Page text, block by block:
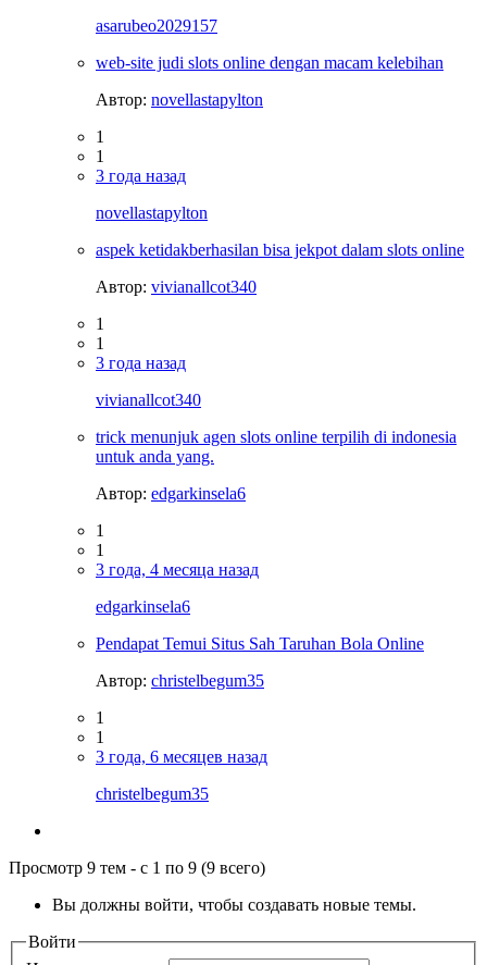
asarubeo2029157
web-site judi slots online dengan macam kelebihan
Автор: novellastapylton
1
1
3 года назад
novellastapylton
aspek ketidakberhasilan bisa jekpot dalam slots online
Автор: vivianallcot340
1
1
3 года назад
vivianallcot340
trick menunjuk agen slots online terpilih di indonesia
untuk anda yang.
Автор: edgarkinsela6
1
1
3 года, 4 месяца назад
edgarkinsela6
Pendapat Temui Situs Sah Taruhan Bola Online
Автор: christelbegum35
1
1
3 года, 6 месяцев назад
christelbegum35
Просмотр 9 тем - с 1 по 9 (9 всего)
Вы должны войти, чтобы создавать новые темы.
Войти